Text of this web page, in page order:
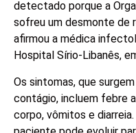
detectado porque a
sofreu um desmonte de
afirmou a médica
Hospital Sírio-Libanês,
Os sintomas, que
contágio, incluem febre
corpo, vômitos e